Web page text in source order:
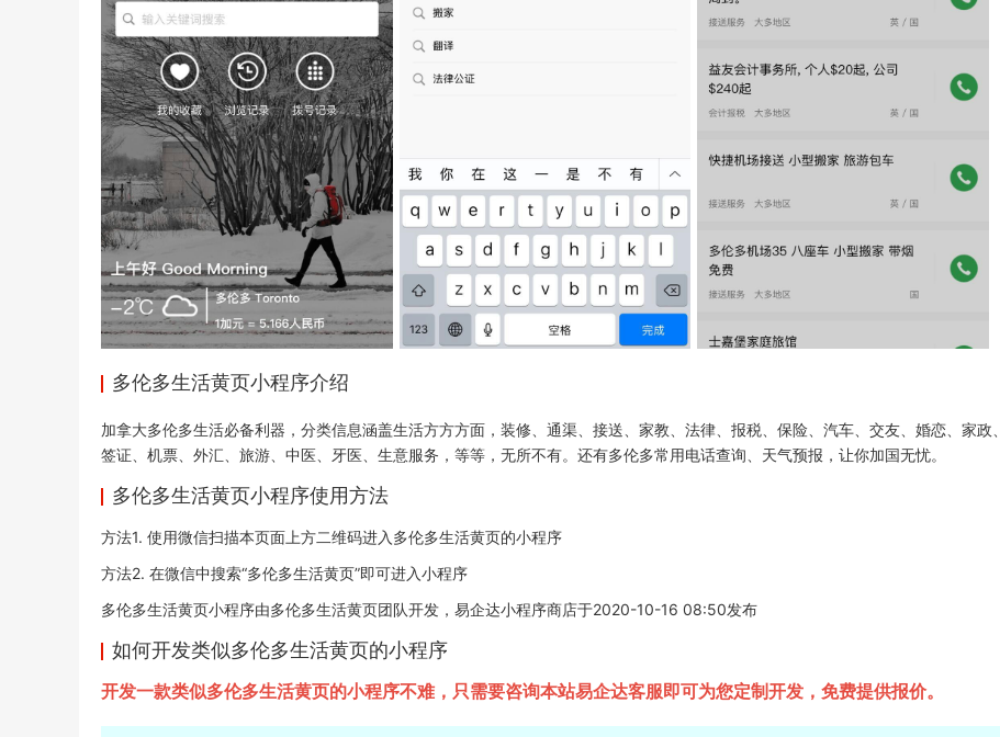
多伦多生活黄页小程序介绍
加拿大多伦多生活必备利器，分类信息涵盖生活方方方面，装修、通渠、接送、家教、法律、报税、保险、汽车、交友、婚恋、家政、
签证、机票、外汇、旅游、中医、牙医、生意服务，等等，无所不有。还有多伦多常用电话查询、天气预报，让你加国无忧。
多伦多生活黄页小程序使用方法
方法1. 使用微信扫描本页面上方二维码进入多伦多生活黄页的小程序
方法2. 在微信中搜索“多伦多生活黄页”即可进入小程序
多伦多生活黄页小程序由多伦多生活黄页团队开发，易企达小程序商店于2020-10-16 08:50发布
如何开发类似多伦多生活黄页的小程序
开发一款类似多伦多生活黄页的小程序不难，只需要咨询本站易企达客服即可为您定制开发，免费提供报价。